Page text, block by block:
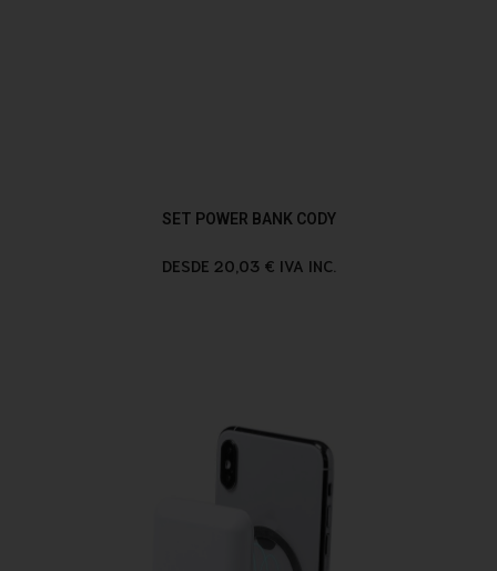
SET POWER BANK CODY
DESDE 20,03 € IVA INC.